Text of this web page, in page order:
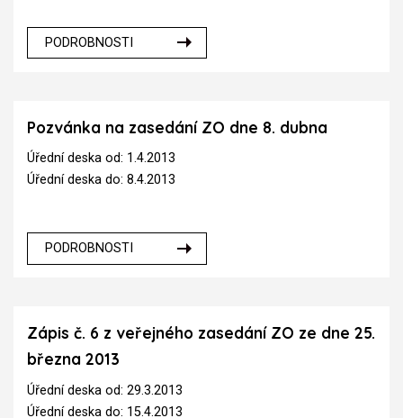
PODROBNOSTI
Pozvánka na zasedání ZO dne 8. dubna
Úřední deska od: 1.4.2013
Úřední deska do: 8.4.2013
PODROBNOSTI
Zápis č. 6 z veřejného zasedání ZO ze dne 25.
března 2013
Úřední deska od: 29.3.2013
Úřední deska do: 15.4.2013